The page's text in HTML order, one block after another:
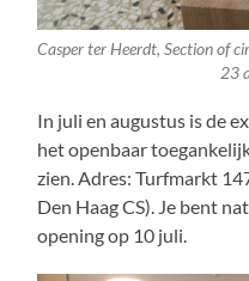
Casper ter Heerdt, Section of
23
In juli en augustus is de
het openbaar
zien. Adres: Turfmarkt
Den Haag CS). Je bent
opening op 10 juli.